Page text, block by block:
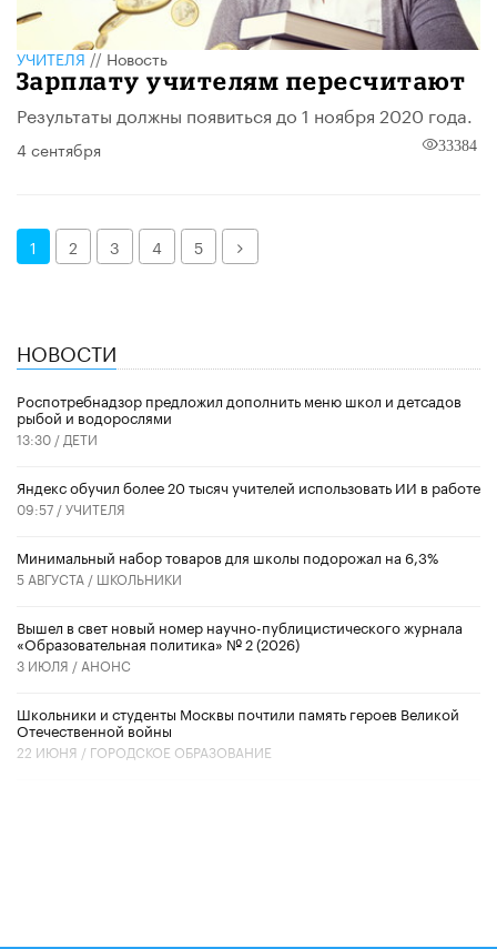
УЧИТЕЛЯ// Новость
Зарплату учителям пересчитают
Результаты должны появиться до 1 ноября 2020 года.
4 сентября 33384
1 2 3 4 5 Далее
НОВОСТИ
Роспотребнадзор предложил дополнить меню школ и детсадов
рыбой и водорослями
13:30 / ДЕТИ
​Яндекс обучил более 20 тысяч учителей использовать ИИ в работе
09:57 /УЧИТЕЛЯ
Минимальный набор товаров для школы подорожал на 6,3%
5 АВГУСТА / ШКОЛЬНИКИ
Вышел в свет новый номер научно-публицистического журнала
«Образовательная политика» № 2 (2026)
3 ИЮЛЯ / АНОНС
Школьники и студенты Москвы почтили память героев Великой
Отечественной войны
22 ИЮНЯ / ГОРОДСКОЕ ОБРАЗОВАНИЕ